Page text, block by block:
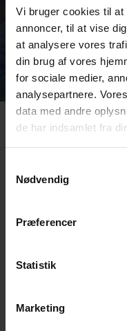
Vi bruger cookies til
annoncer, til at vise
at analysere vores
din brug af vores
for sociale medier,
analysepartnere.
data med andre
de har indsamlet fra
Nødvendig
Præferencer
Statistik
Marketing
Hou Maritime